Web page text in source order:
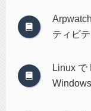
ティビ
Linux で